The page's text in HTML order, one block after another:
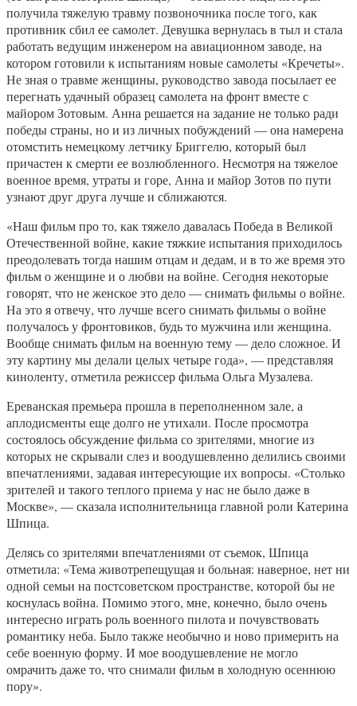
получила тяжелую травму позвоночника после того, как
противник сбил ее самолет. Девушка вернулась в тыл и стала
работать ведущим инженером на авиационном заводе, на
котором готовили к испытаниям новые самолеты «Кречеты».
Не зная о травме женщины, руководство завода посылает ее
перегнать удачный образец самолета на фронт вместе с
майором Зотовым. Анна решается на задание не только ради
победы страны, но и из личных побуждений — она намерена
отомстить немецкому летчику Бриггелю, который был
причастен к смерти ее возлюбленного. Несмотря на тяжелое
военное время, утраты и горе, Анна и майор Зотов по пути
узнают друг друга лучше и сближаются.
«Наш фильм про то, как тяжело давалась Победа в Великой
Отечественной войне, какие тяжкие испытания приходилось
преодолевать тогда нашим отцам и дедам, и в то же время это
фильм о женщине и о любви на войне. Сегодня некоторые
говорят, что не женское это дело — снимать фильмы о войне.
На это я отвечу, что лучше всего снимать фильмы о войне
получалось у фронтовиков, будь то мужчина или женщина.
Вообще снимать фильм на военную тему — дело сложное. И
эту картину мы делали целых четыре года», — представляя
киноленту, отметила режиссер фильма Ольга Музалева.
Ереванская премьера прошла в переполненном зале, а
аплодисменты еще долго не утихали. После просмотра
состоялось обсуждение фильма со зрителями, многие из
которых не скрывали слез и воодушевленно делились своими
впечатлениями, задавая интересующие их вопросы. «Столько
зрителей и такого теплого приема у нас не было даже в
Москве», — сказала исполнительница главной роли Катерина
Шпица.
Делясь со зрителями впечатлениями от съемок, Шпица
отметила: «Тема животрепещущая и больная: наверное, нет ни
одной семьи на постсоветском пространстве, которой бы не
коснулась война. Помимо этого, мне, конечно, было очень
интересно играть роль военного пилота и почувствовать
романтику неба. Было также необычно и ново примерить на
себе военную форму. И мое воодушевление не могло
омрачить даже то, что снимали фильм в холодную осеннюю
пору».